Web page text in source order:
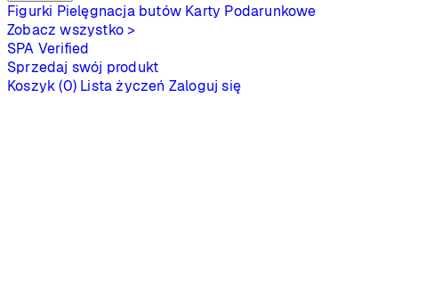
Figurki Pielęgnacja butów Karty Podarunkowe
Zobacz wszystko >
SPA Verified
Sprzedaj swój produkt
Koszyk (0) Lista życzeń Zaloguj się